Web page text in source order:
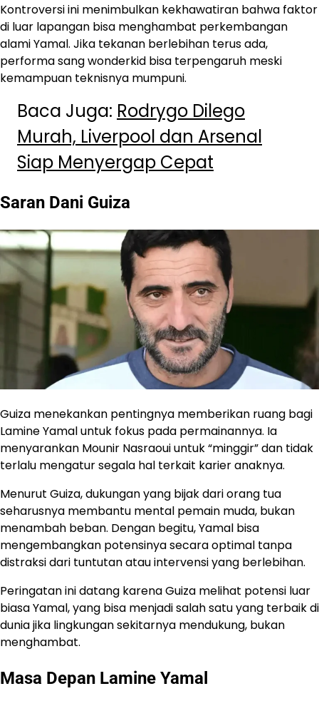
Kontroversi ini menimbulkan kekhawatiran bahwa faktor
di luar lapangan bisa menghambat perkembangan
alami Yamal. Jika tekanan berlebihan terus ada,
performa sang wonderkid bisa terpengaruh meski
kemampuan teknisnya mumpuni.
Baca Juga: Rodrygo Dilego
Murah, Liverpool dan Arsenal
Siap Menyergap Cepat
Saran Dani Guiza
Guiza menekankan pentingnya memberikan ruang bagi
Lamine Yamal untuk fokus pada permainannya. Ia
menyarankan Mounir Nasraoui untuk “minggir” dan tidak
terlalu mengatur segala hal terkait karier anaknya.
Menurut Guiza, dukungan yang bijak dari orang tua
seharusnya membantu mental pemain muda, bukan
menambah beban. Dengan begitu, Yamal bisa
mengembangkan potensinya secara optimal tanpa
distraksi dari tuntutan atau intervensi yang berlebihan.
Peringatan ini datang karena Guiza melihat potensi luar
biasa Yamal, yang bisa menjadi salah satu yang terbaik di
dunia jika lingkungan sekitarnya mendukung, bukan
menghambat.
Masa Depan Lamine Yamal